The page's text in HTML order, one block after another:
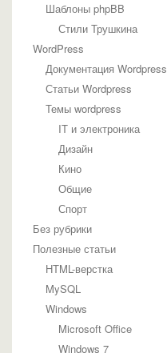
Шаблоны phpBB
Стили Трушкина
WordPress
Документация Wordpress
Статьи Wordpress
Темы wordpress
IT и электроника
Дизайн
Кино
Общие
Спорт
Без рубрики
Полезные статьи
HTML-верстка
MySQL
Windows
Microsoft Office
Windows 7